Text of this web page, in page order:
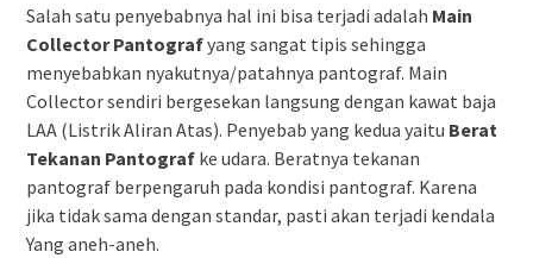
Salah satu penyebabnya hal ini bisa terjadi adalah Main
Collector Pantografyang sangat tipis sehingga
menyebabkan nyakutnya/patahnya pantograf. Main
Collector sendiri bergesekan langsung dengan kawat baja
LAA (Listrik Aliran Atas). Penyebab yang kedua yaitu Berat
Tekanan Pantografke udara. Beratnya tekanan
pantograf berpengaruh pada kondisi pantograf. Karena
jika tidak sama dengan standar, pasti akan terjadi kendala
Yang aneh-aneh.